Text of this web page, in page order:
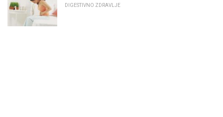
DIGESTIVNO ZDRAVLJE